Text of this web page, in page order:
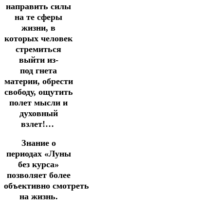
направить силы
на те сферы
жизни, в
которых человек
стремиться
выйти из-
под гнета
материи, обрести
свободу, ощутить
полет мысли и
духовный
взлет!…
Знание о
периодах «Луны
без курса»
позволяет более
объективно смотреть
на жизнь.